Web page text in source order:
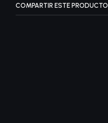
COMPARTIR ESTE PRODUCTO